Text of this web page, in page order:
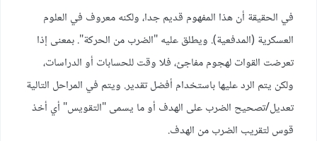
في الحقيقة أن هذا المفهوم قديم جدا، ولكنه معروف في العلوم
العسكرية (المدفعية). ويطلق عليه "الضرب من الحركة". بمعنى إذا
تعرضت القوات لهجوم مفاجئ، فلا وقت للحسابات أو الدراسات،
ولكن يتم الرد عليها باستخدام أفضل تقدير. ويتم في المراحل التالية
تعديل/تصحيح الضرب على الهدف أو ما يسمى "التقويس" أي أخذ
قوس لتقريب الضرب من الهدف.